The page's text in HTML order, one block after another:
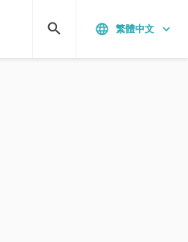
language 繁體中文 keyboard_arrow_down
search